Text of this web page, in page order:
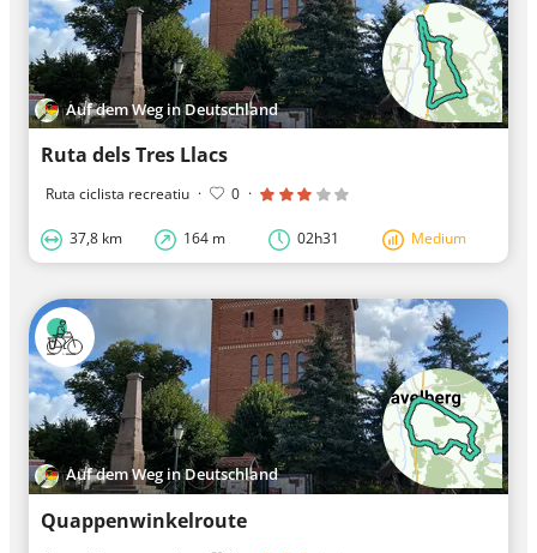
Auf dem Weg in Deutschland
Ruta dels Tres Llacs
Ruta ciclista recreatiu · 0 ·
37,8 km 164 m 02h31 Medium
Auf dem Weg in Deutschland
Quappenwinkelroute